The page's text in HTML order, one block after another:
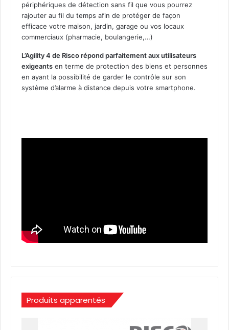
périphériques de détection sans fil que vous pourrez
rajouter au fil du temps afin de protéger de façon
efficace votre maison, jardin, garage ou vos locaux
commerciaux (pharmacie, boulangerie,…)
L’Agility 4 de Risco répond parfaitement aux utilisateurs
exigeants en terme de protection des biens et personnes
en ayant la possibilité de garder le contrôle sur son
système d’alarme à distance depuis votre smartphone.
Produits apparentés